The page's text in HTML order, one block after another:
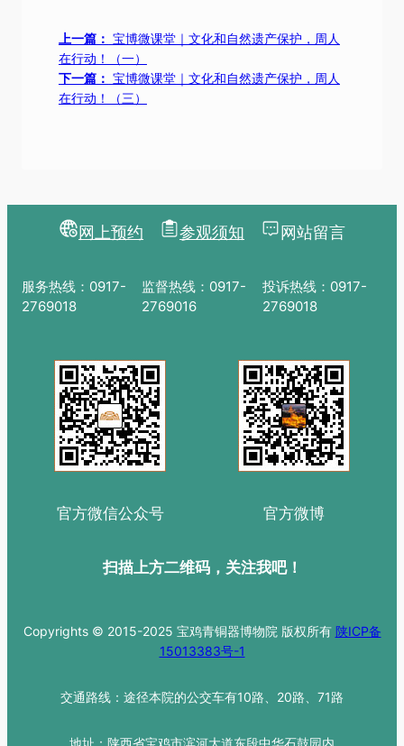
上一篇： 宝博微课堂｜文化和自然遗产保护，周人
在行动！（一）
下一篇： 宝博微课堂｜文化和自然遗产保护，周人
在行动！（三）
网上预约 参观须知 网站留言
服务热线：0917-
2769018
监督热线：0917-
2769016
投诉热线：0917-
2769018
官方微信公众号 官方微博
扫描上方二维码，关注我吧！
Copyrights © 2015-2025 宝鸡青铜器博物院 版权所有 陕ICP备
15013383号-1
交通路线：途径本院的公交车有10路、20路、71路
地址：陕西省宝鸡市滨河大道东段中华石鼓园内